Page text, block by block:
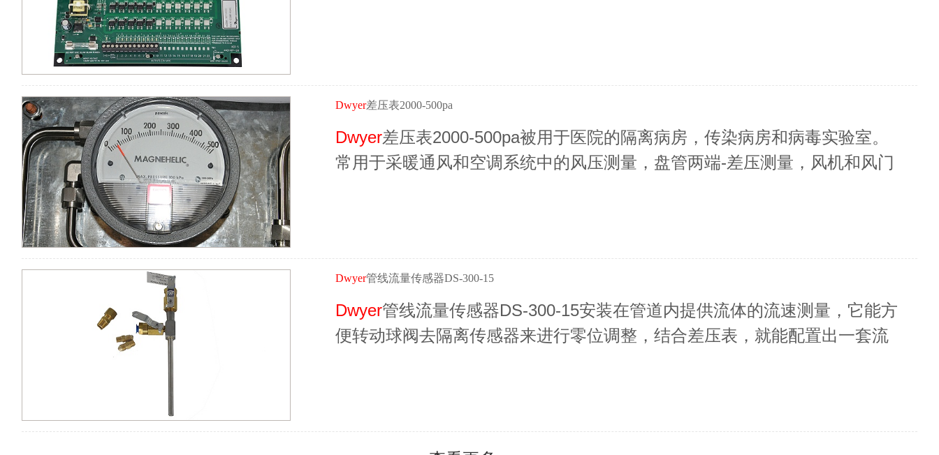
Dwyer差压表2000-500pa
Dwyer差压表2000-500pa被用于医院的隔离病房，传染病房和病毒实验室。
常用于采暖通风和空调系统中的风压测量，盘管两端-差压测量，风机和风门
Dwyer管线流量传感器DS-300-15
Dwyer管线流量传感器DS-300-15安装在管道内提供流体的流速测量，它能方
便转动球阀去隔离传感器来进行零位调整，结合差压表，就能配置出一套流